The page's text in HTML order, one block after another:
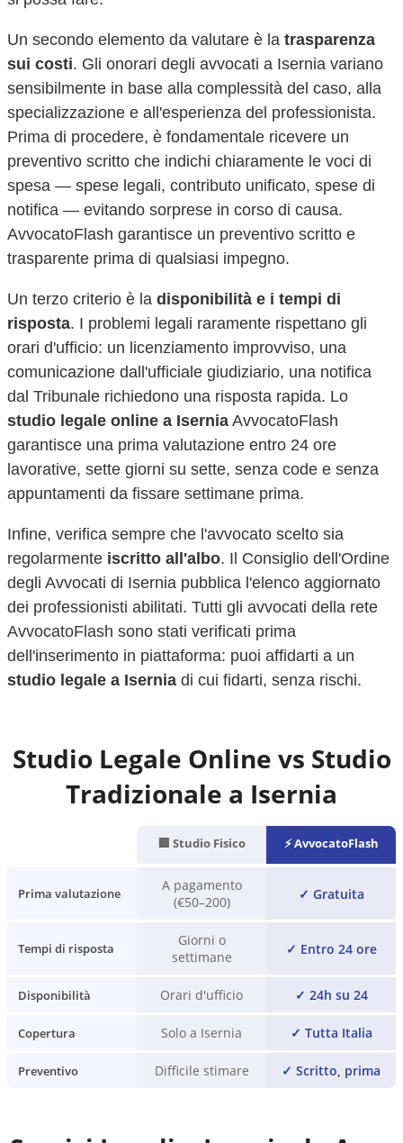
Un secondo elemento da valutare è la trasparenza
sui costi. Gli onorari degli avvocati a Isernia variano
sensibilmente in base alla complessità del caso, alla
specializzazione e all'esperienza del professionista.
Prima di procedere, è fondamentale ricevere un
preventivo scritto che indichi chiaramente le voci di
spesa — spese legali, contributo unificato, spese di
notifica — evitando sorprese in corso di causa.
AvvocatoFlash garantisce un preventivo scritto e
trasparente prima di qualsiasi impegno.
Un terzo criterio è la disponibilità e i tempi di
risposta. I problemi legali raramente rispettano gli
orari d'ufficio: un licenziamento improvviso, una
comunicazione dall'ufficiale giudiziario, una notifica
dal Tribunale richiedono una risposta rapida. Lo
studio legale online a Isernia AvvocatoFlash
garantisce una prima valutazione entro 24 ore
lavorative, sette giorni su sette, senza code e senza
appuntamenti da fissare settimane prima.
Infine, verifica sempre che l'avvocato scelto sia
regolarmente iscritto all'albo. Il Consiglio dell'Ordine
degli Avvocati di Isernia pubblica l'elenco aggiornato
dei professionisti abilitati. Tutti gli avvocati della rete
AvvocatoFlash sono stati verificati prima
dell'inserimento in piattaforma: puoi affidarti a un
studio legale a Isernia di cui fidarti, senza rischi.
Studio Legale Online vs Studio
Tradizionale a Isernia
🏢 Studio Fisico ⚡ AvvocatoFlash
Prima valutazione
A pagamento
(€50–200)
✓ Gratuita
Tempi di risposta
Giorni o
settimane
✓ Entro 24 ore
Disponibilità Orari d'ufficio ✓ 24h su 24
Copertura Solo a Isernia ✓ Tutta Italia
Preventivo Difficile stimare ✓ Scritto, prima